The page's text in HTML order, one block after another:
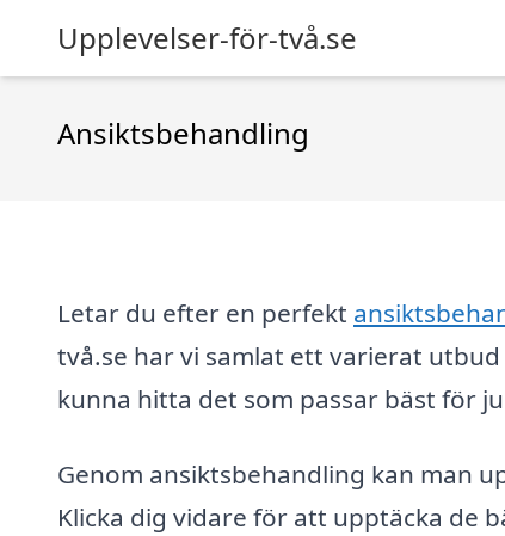
Upplevelser-för-två.se
Ansiktsbehandling
Letar du efter en perfekt
två.se har vi samlat ett varierat
kunna hitta det som passar bäst för
Genom ansiktsbehandling kan man
Klicka dig vidare för att upptäcka de